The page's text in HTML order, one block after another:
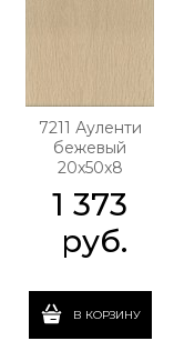
7211 Ауленти
бежевый
20x50x8
1 373
руб.
В КОРЗИНУ